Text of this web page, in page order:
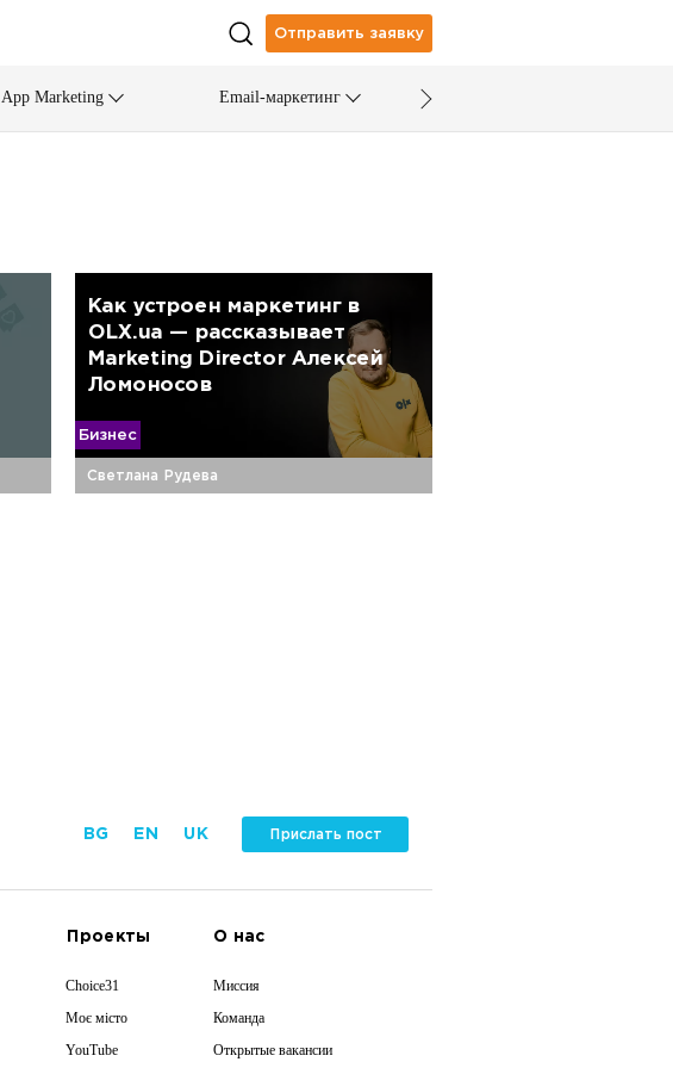
Отправить заявку
App Marketing Email-маркетинг
Как устроен маркетинг в
OLX.ua — рассказывает
Marketing Director Алексей
Ломоносов
Бизнес
Светлана Рудева
BG EN UK Прислать пост
Проекты
Choice31
Моє місто
YouTube
О нас
Миссия
Команда
Открытые вакансии